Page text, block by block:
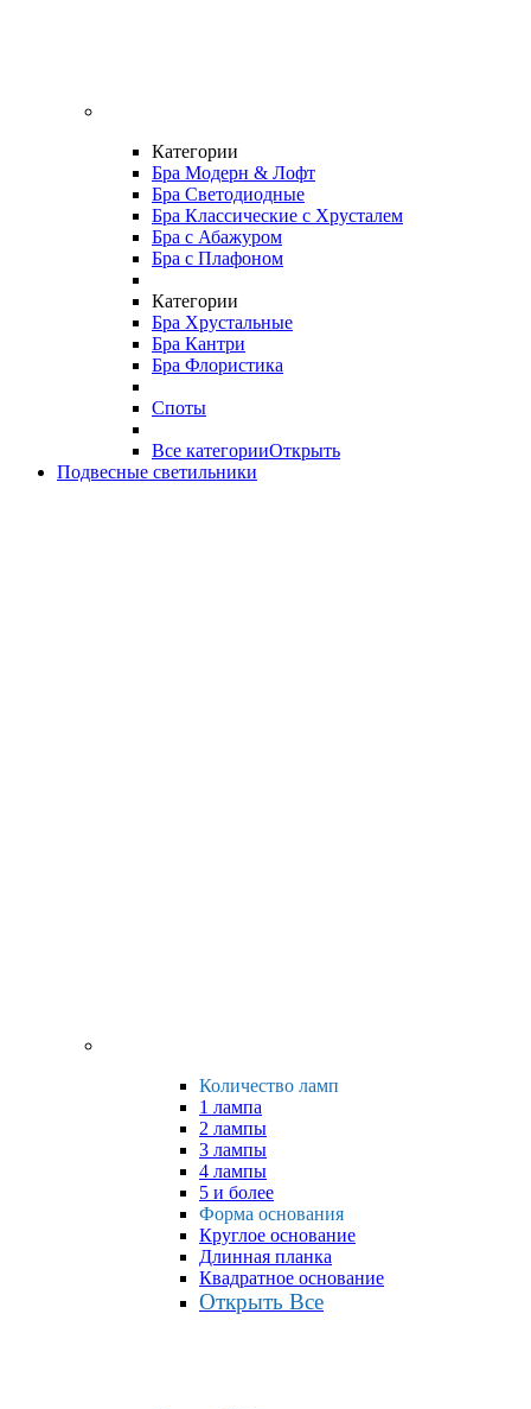
Категории
Бра Модерн & Лофт
Бра Светодиодные
Бра Классические с Хрусталем
Бра с Абажуром
Бра с Плафоном
Категории
Бра Хрустальные
Бра Кантри
Бра Флористика
Споты
Все категорииОткрыть
Подвесные светильники
Количество ламп
1 лампа
2 лампы
3 лампы
4 лампы
5 и более
Форма основания
Круглое основание
Длинная планка
Квадратное основание
Открыть Все